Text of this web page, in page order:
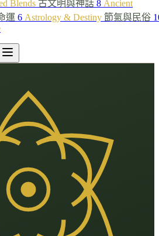
Blends 古文明與神話 8 Ancient
運 6 Astrology & Destiny 節氣與民俗